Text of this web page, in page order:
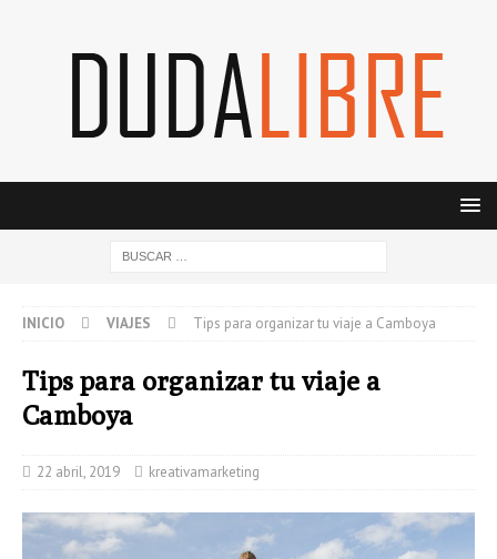
INICIO VIAJES Tips para organizar tu viaje a Camboya
Tips para organizar tu viaje a
Camboya
22 abril, 2019 kreativamarketing